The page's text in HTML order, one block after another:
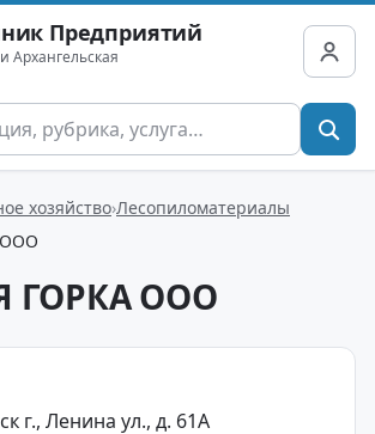
Предприятий
Архангельская
хозяйство Лесопиломатериалы
ООО
ГОРКА ООО
г., Ленина ул., д. 61А